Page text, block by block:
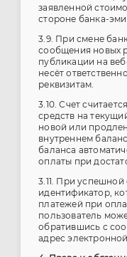
заявленной
стороне банка-
3.9. При смене
сообщения новых
публикации на
несёт
реквизитам.
3.10. Счет
средств на
новой или
внутреннем
баланса
оплаты при
3.11. При
идентификатор,
платежей при
пользователь
обратившись с
адрес